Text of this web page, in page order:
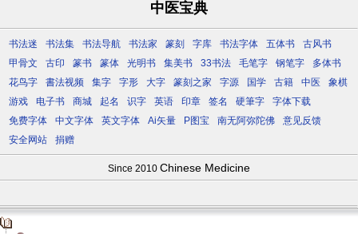
中医宝典
书法迷 书法集 书法导航 书法家 篆刻 字库 书法字体 五体书
古风书
甲骨文
古印 篆书 篆体 光明书 集美书 33书法 毛笔字 钢笔字
多体书
花鸟字
書法视频 集字 字形 大字 篆刻之家 字源 国学 古籍 中医
象棋
游戏
电子书 商城 起名 识字 英语 印章 签名 硬筆字
字体下载
免费字体
中文字体 英文字体 Ai矢量 P图宝 南无阿弥陀佛
意见反馈
安全网站
捐赠
Since 2010 Chinese Medicine